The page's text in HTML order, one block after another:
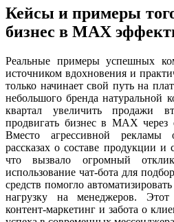
Кейсы и примеры
бизнес в MAX
Реальные примеры успешных
источником вдохновения и
только начинает свой путь на
небольшого бренда натуральной
квартал увеличить продажи
продвигать бизнес в MAX
Вместо агрессивной рекламы
рассказах о составе продукции и
что вызвало огромный
использование чат-бота для
средств помогло
нагрузку на менеджеров.
контент-маркетинг и забота о